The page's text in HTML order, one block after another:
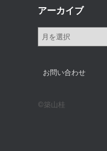
アーカイブ
ア
ブ
お問い合わせ
©築山桂